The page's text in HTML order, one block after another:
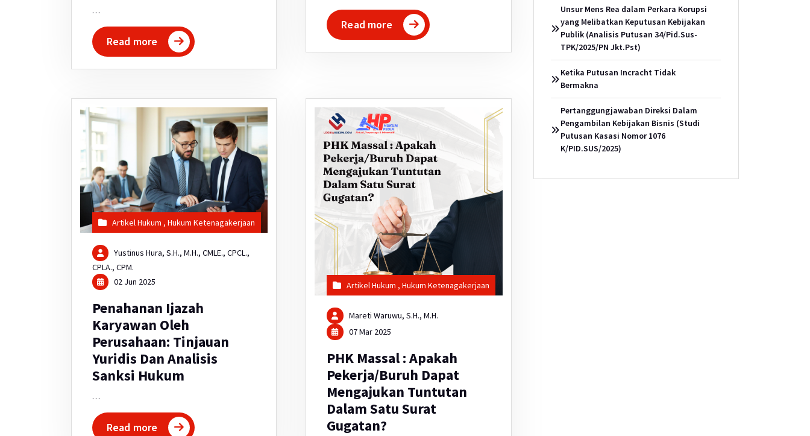
…
Read more
Read more
Artikel Hukum , Hukum Ketenagakerjaan
Yustinus Hura, S.H., M.H., CMLE., CPCL.,
CPLA., CPM.
02 Jun 2025
Penahanan Ijazah
Karyawan Oleh
Perusahaan: Tinjauan
Yuridis Dan Analisis
Sanksi Hukum
…
Read more
Artikel Hukum ,Hukum Ketenagakerjaan
Mareti Waruwu, S.H., M.H.
07 Mar 2025
PHK Massal : Apakah
Pekerja/Buruh Dapat
Mengajukan Tuntutan
Dalam Satu Surat
Gugatan?
Unsur Mens Rea dalam Perkara Korupsi
yang Melibatkan Keputusan Kebijakan
Publik (Analisis Putusan 34/Pid.Sus-
TPK/2025/PN Jkt.Pst)
Ketika Putusan Incracht Tidak
Bermakna
Pertanggungjawaban Direksi Dalam
Pengambilan Kebijakan Bisnis (Studi
Putusan Kasasi Nomor 1076
K/PID.SUS/2025)